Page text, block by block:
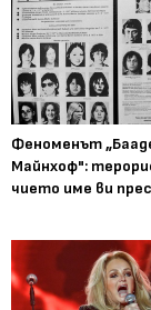
Феноменът
Майнхоф":
чието име ви